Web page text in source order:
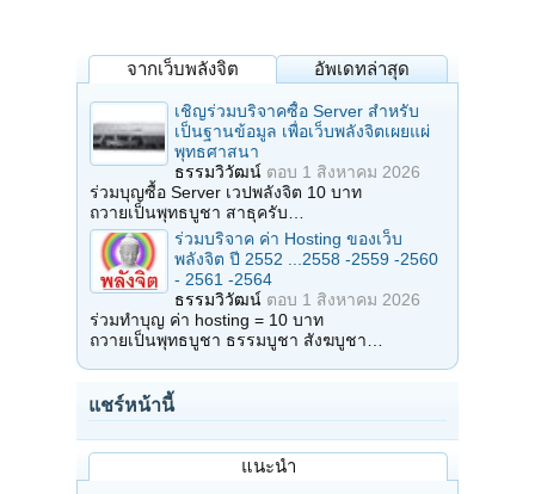
จากเว็บพลังจิต อัพเดทล่าสุด
เชิญร่วมบริจาคซื้อ Server สำหรับ
เป็นฐานข้อมูล เพื่อเว็บพลังจิตเผยแผ่
พุทธศาสนา
ธรรมวิวัฒน์ ตอบ 1 สิงหาคม 2026
ร่วมบุญซื้อ Server เวปพลังจิต 10 บาท
ถวายเป็นพุทธบูชา สาธุครับ…
ร่วมบริจาค ค่า Hosting ของเว็บ
พลังจิต ปี 2552 ...2558 -2559 -2560
- 2561 -2564
ธรรมวิวัฒน์ ตอบ 1 สิงหาคม 2026
ร่วมทำบุญ ค่า hosting = 10 บาท
ถวายเป็นพุทธบูชา ธรรมบูชา สังฆบูชา…
แชร์หน้านี้
แนะนำ